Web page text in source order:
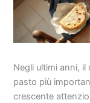
Negli ultimi anni,
pasto più
crescente